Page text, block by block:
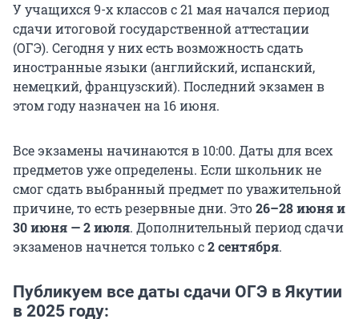
У учащихся 9-х классов с 21 мая начался период
сдачи итоговой государственной аттестации
(ОГЭ). Сегодня у них есть возможность сдать
иностранные языки (английский, испанский,
немецкий, французский). Последний экзамен в
этом году назначен на 16 июня.
Все экзамены начинаются в 10:00. Даты для всех
предметов уже определены. Если школьник не
смог сдать выбранный предмет по уважительной
причине, то есть резервные дни. Это26–28 июняи
30 июня —2 июля. Дополнительный период сдачи
экзаменов начнется только с2 сентября.
Публикуем все даты сдачи ОГЭ в Якутии
в 2025 году: